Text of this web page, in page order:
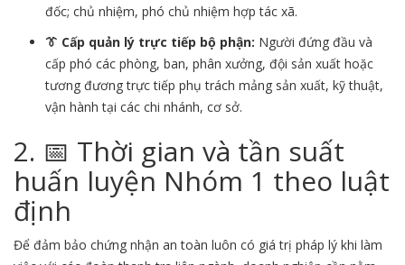
đốc; chủ nhiệm, phó chủ nhiệm hợp tác xã.
👔 Cấp quản lý trực tiếp bộ phận: Người đứng đầu và
cấp phó các phòng, ban, phân xưởng, đội sản xuất hoặc
tương đương trực tiếp phụ trách mảng sản xuất, kỹ thuật,
vận hành tại các chi nhánh, cơ sở.
2. 📅 Thời gian và tần suất
huấn luyện Nhóm 1 theo luật
định
Để đảm bảo chứng nhận an toàn luôn có giá trị pháp lý khi làm